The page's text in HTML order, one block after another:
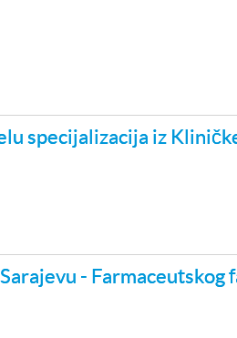
specijalizacija iz
- Farmaceutskog